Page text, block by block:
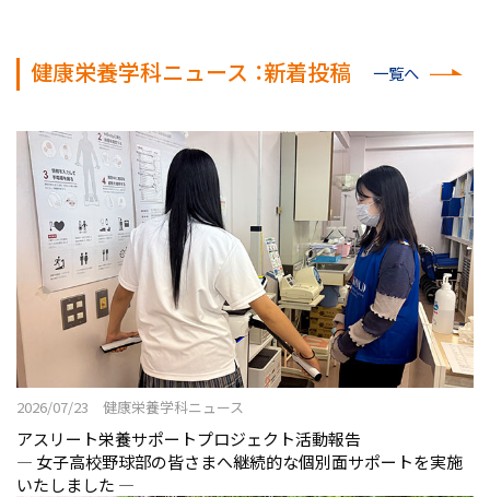
健康栄養学科ニュース ：新着投稿 一覧へ
2026/07/23 健康栄養学科ニュース
アスリート栄養サポートプロジェクト活動報告
― 女子高校野球部の皆さまへ継続的な個別面サポートを実施
いたしました ―